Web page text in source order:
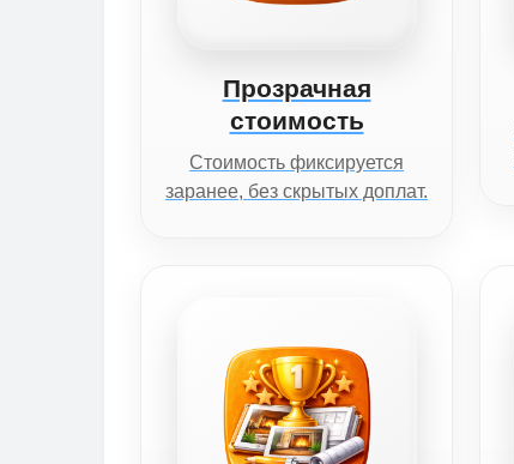
Прозрачная
стоимость
Стоимость фиксируется
заранее, без скрытых доплат.